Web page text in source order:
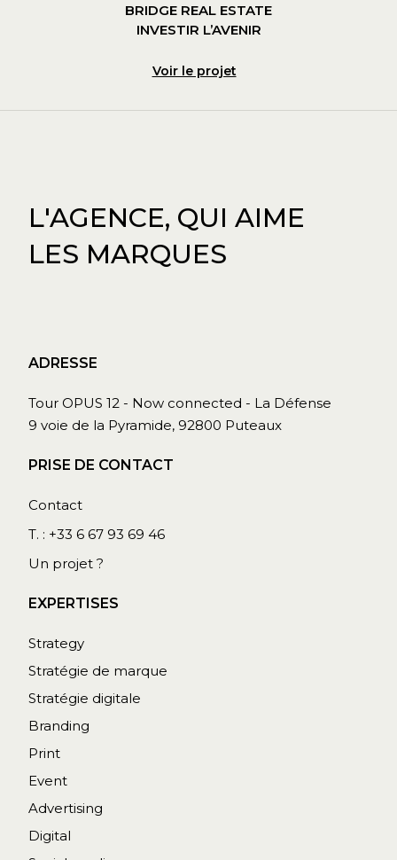
Voir le projet
BRIDGE REAL ESTATE
INVESTIR L’AVENIR
L'AGENCE, QUI AIME
LES MARQUES
ADRESSE
Tour OPUS 12 - Now connected - La Défense
9 voie de la Pyramide, 92800 Puteaux
PRISE DE CONTACT
Contact
T. : +33 6 67 93 69 46
Un projet ?
EXPERTISES
Strategy
Stratégie de marque​
Stratégie digitale
Branding
Print
Event
Advertising
Digital